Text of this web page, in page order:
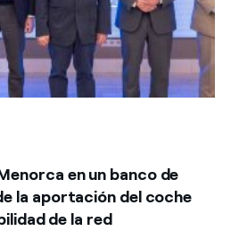
en un banco de
la aportación del coche
de la red